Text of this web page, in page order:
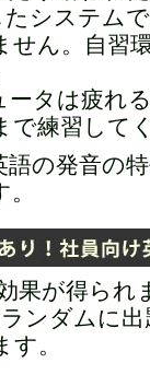
システム
せん。自習
ータは疲れ
で練習して
の発音の
果が得られ
ンダムに
。